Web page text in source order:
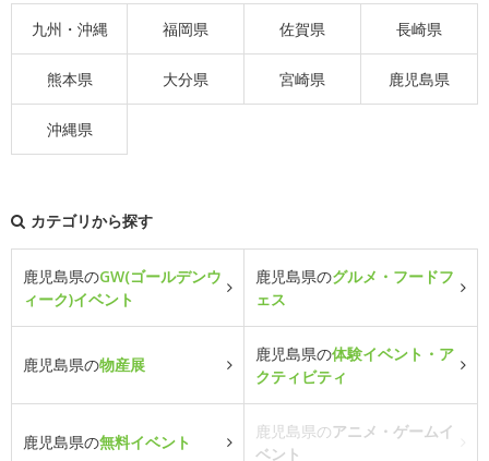
九州・沖縄 福岡県 佐賀県 長崎県
熊本県 大分県 宮崎県 鹿児島県
沖縄県
カテゴリから探す
鹿児島県のGW(ゴールデンウ
ィーク)イベント
鹿児島県のグルメ・フードフ
ェス
鹿児島県の物産展
鹿児島県の体験イベント・ア
クティビティ
鹿児島県の無料イベント
鹿児島県のアニメ・ゲームイ
ベント